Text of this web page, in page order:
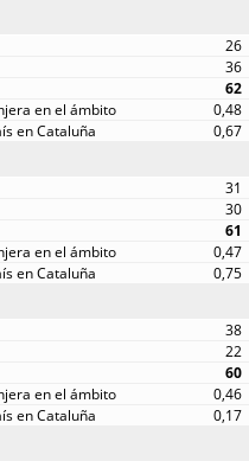
26
36
62
0,48
0,67
31
30
61
0,47
0,75
38
22
60
0,46
0,17